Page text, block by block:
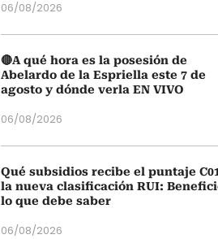
06/08/2026
🔴A qué hora es la posesión de
Abelardo de la Espriella este 7 de
agosto y dónde verla EN VIVO
06/08/2026
Qué subsidios recibe el puntaje
la nueva clasificación RUI:
lo que debe saber
06/08/2026